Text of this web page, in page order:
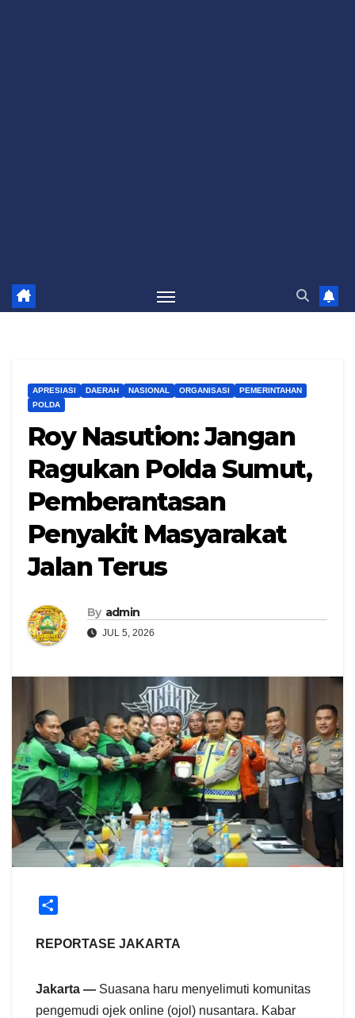
APRESIASI DAERAH NASIONAL ORGANISASI
PEMERINTAHAN
POLDA
Roy Nasution: Jangan
Ragukan Polda Sumut,
Pemberantasan
Penyakit Masyarakat
Jalan Terus
By admin
JUL 5, 2026
a
REPORTASE JAKARTA
Jakarta — Suasana haru menyelimuti komunitas
pengemudi ojek online (ojol) nusantara. Kabar